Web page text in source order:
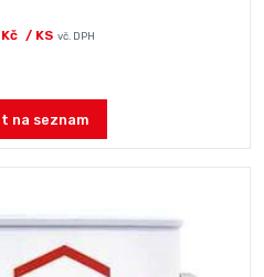
/ KS vč. DPH
na seznam